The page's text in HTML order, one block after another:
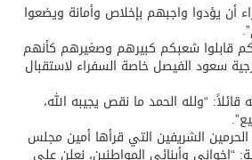
أن يؤدوا واجبهم بإخلاص وأمانة ويضعوا
قابلوا شعبكم كبيرهم وصغيرهم كأنهم
سعود الفيصل خاصة السفراء لاستقبال
“ولله الحمد ما نقص يجيبه الله،
الشريفين التي قرأها أمين مجلس
“إخواني وأبنائي المواطنين، نعلن على